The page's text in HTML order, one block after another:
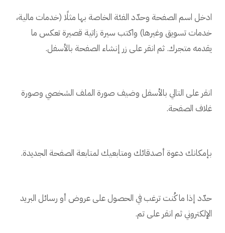
ادخل اسم الصفحة وحدّد الفئة الخاصة بها مثلًا (خدمات مالية،
خدمات تسويق وغيرها) واكتب سيرة زاتية قصيرة تعكس ما
يقدمه متجرك. ثم انقر على زر إنشاء الصفحة بالأسفل.
انقر على التالي بالأسفل وضيف صورة الملف الشخصي وصورة
غلاف الصفحة.
بإمكانك دعوة أصدقائك ومتابعيك لمتابعة الصفحة الجديدة.
حدّد إذا ما كُنت ترغب في الحصول على عروض أو رسائل البريد
الإلكتروني ثم انقر على تم.